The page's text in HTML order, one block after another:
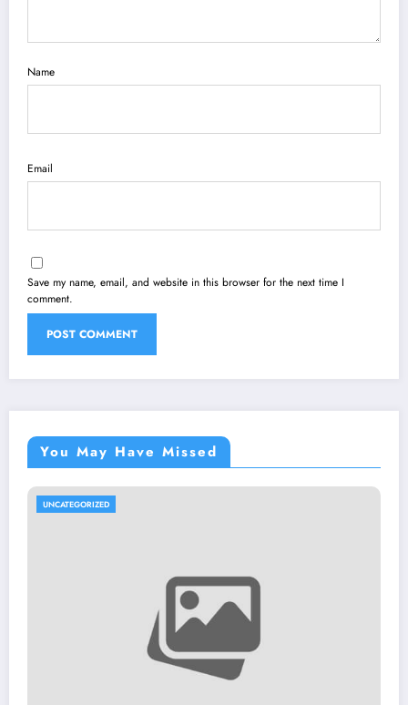
Name
Email
Save my name, email, and website in this browser for the next time I
comment.
You May Have Missed
UNCATEGORIZED